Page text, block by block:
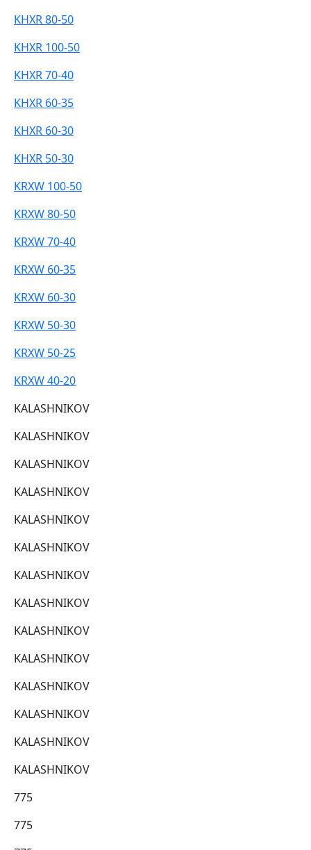
KHXR 80-50
KHXR 100-50
KHXR 70-40
KHXR 60-35
KHXR 60-30
KHXR 50-30
KRXW 100-50
KRXW 80-50
KRXW 70-40
KRXW 60-35
KRXW 60-30
KRXW 50-30
KRXW 50-25
KRXW 40-20
KALASHNIKOV
KALASHNIKOV
KALASHNIKOV
KALASHNIKOV
KALASHNIKOV
KALASHNIKOV
KALASHNIKOV
KALASHNIKOV
KALASHNIKOV
KALASHNIKOV
KALASHNIKOV
KALASHNIKOV
KALASHNIKOV
KALASHNIKOV
775
775